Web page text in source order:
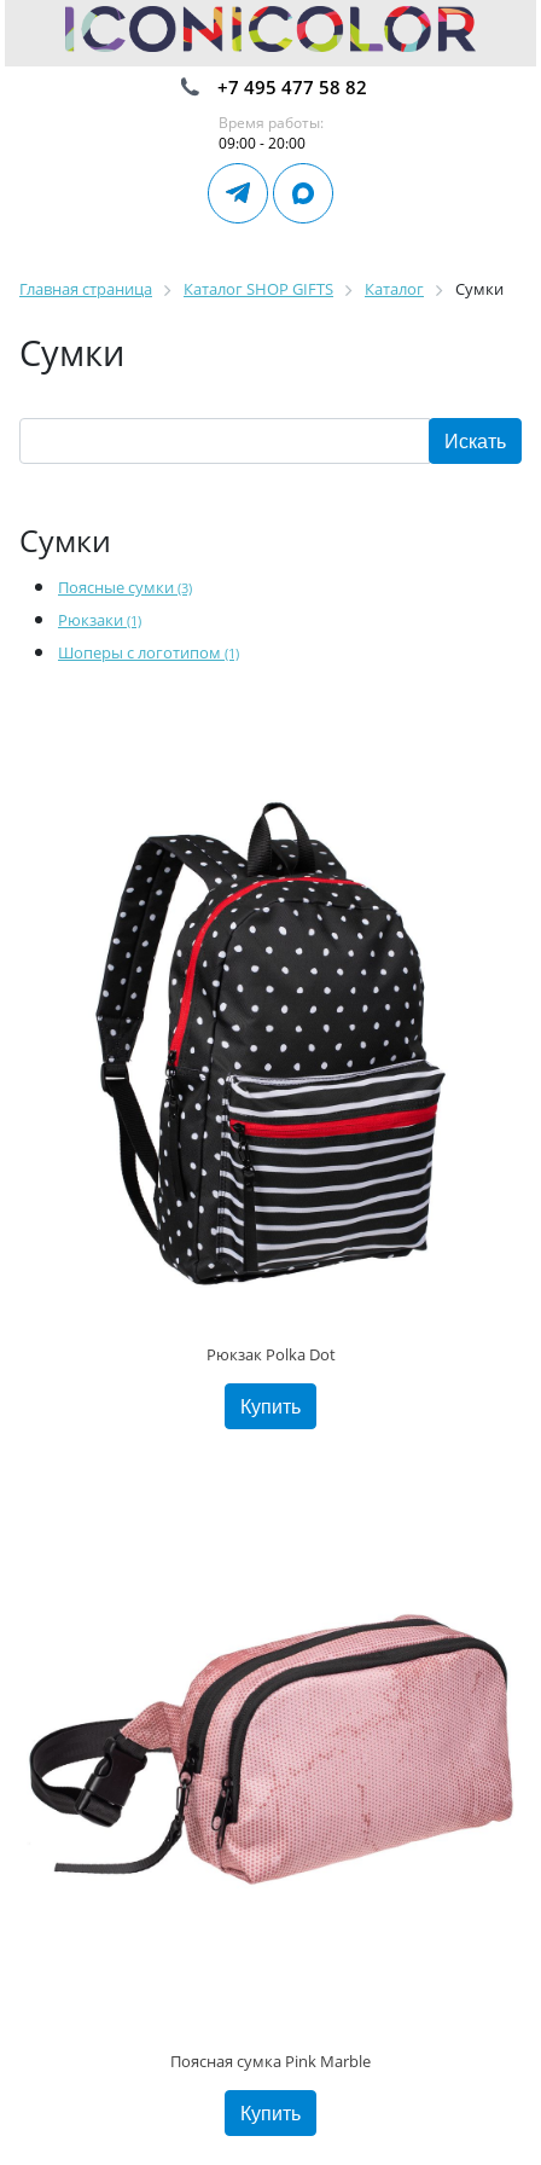
+7 495 477 58 82
Время работы:
09:00 - 20:00
Главная страница Каталог SHOP GIFTS Каталог Сумки
Сумки
Сумки
Поясные сумки (3)
Рюкзаки (1)
Шоперы с логотипом (1)
Рюкзак Polka Dot
Купить
Поясная сумка Pink Marble
Купить